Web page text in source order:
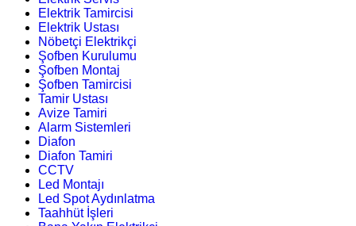
Elektrik Tamircisi
Elektrik Ustası
Nöbetçi Elektrikçi
Şofben Kurulumu
Şofben Montaj
Şofben Tamircisi
Tamir Ustası
Avize Tamiri
Alarm Sistemleri
Diafon
Diafon Tamiri
CCTV
Led Montajı
Led Spot Aydınlatma
Taahhüt İşleri